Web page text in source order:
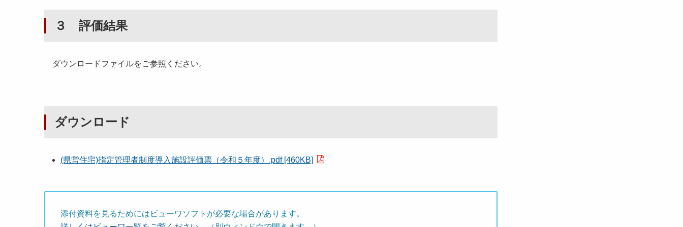
３ 評価結果
ダウンロードファイルをご参照ください。
ダウンロード
(県営住宅)指定管理者制度導入施設評価票（令和５年度）.pdf [460KB]
添付資料を見るためにはビューワソフトが必要な場合があります。